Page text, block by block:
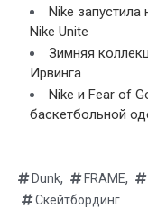
Nike
Nike Unite
Зимняя
Ирвинга
Nike и Fear of
баскетбольной
Dunk, FRAME,
Скейтбординг